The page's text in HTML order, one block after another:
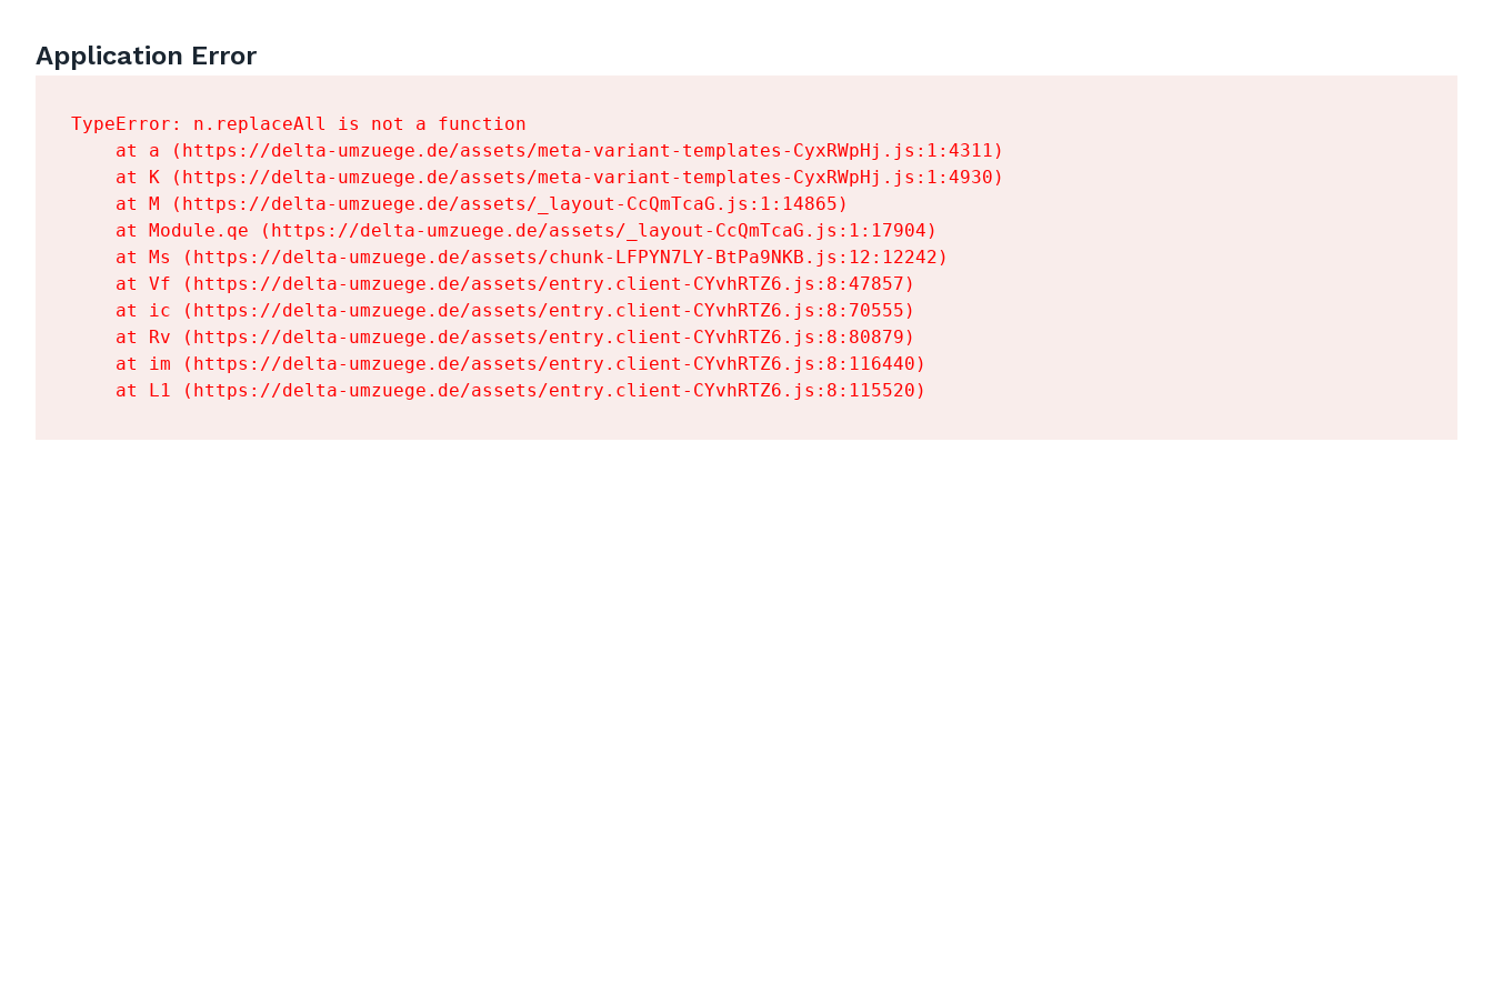
Application Error
TypeError: n.replaceAll is not a function
    at a (https://delta-umzuege.de/assets/meta-variant-templates-CyxRWpHj.js:1:4311)
    at K (https://delta-umzuege.de/assets/meta-variant-templates-CyxRWpHj.js:1:4930)
    at M (https://delta-umzuege.de/assets/_layout-CcQmTcaG.js:1:14865)
    at Module.qe (https://delta-umzuege.de/assets/_layout-CcQmTcaG.js:1:17904)
    at Ms (https://delta-umzuege.de/assets/chunk-LFPYN7LY-BtPa9NKB.js:12:12242)
    at Vf (https://delta-umzuege.de/assets/entry.client-CYvhRTZ6.js:8:47857)
    at ic (https://delta-umzuege.de/assets/entry.client-CYvhRTZ6.js:8:70555)
    at Rv (https://delta-umzuege.de/assets/entry.client-CYvhRTZ6.js:8:80879)
    at im (https://delta-umzuege.de/assets/entry.client-CYvhRTZ6.js:8:116440)
    at L1 (https://delta-umzuege.de/assets/entry.client-CYvhRTZ6.js:8:115520)